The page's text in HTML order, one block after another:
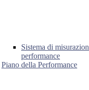
Sistema di
performance
Piano della Performance